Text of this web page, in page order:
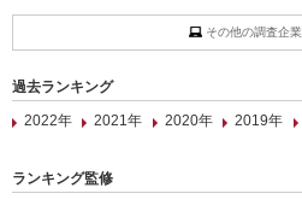
その他の調査企
過去ランキング
2022年
2021年 2020年 2019年
ランキング監修